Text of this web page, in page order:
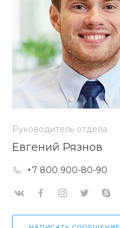
Руководитель отдела
Евгений Рязнов
+7 800 900-80-90